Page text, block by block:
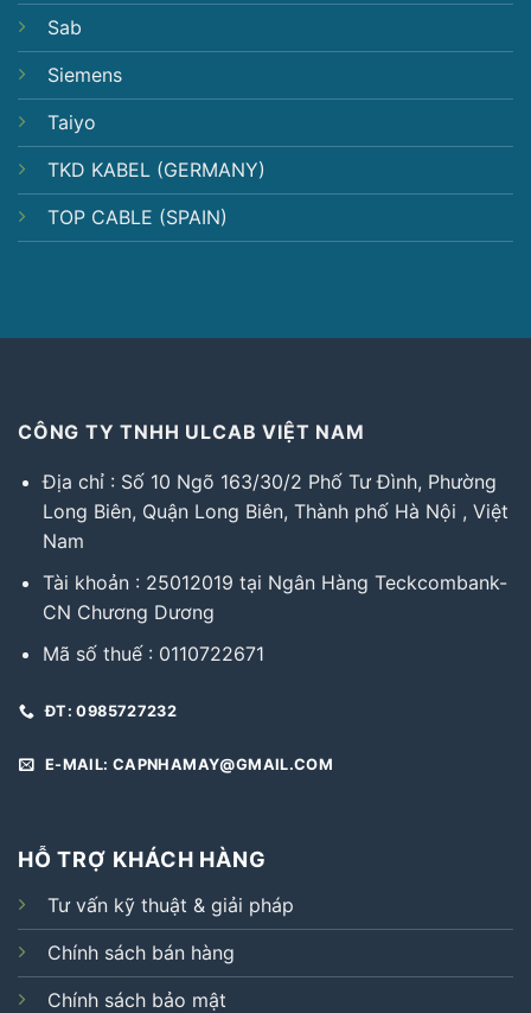
Sab
Siemens
Taiyo
TKD KABEL (GERMANY)
TOP CABLE (SPAIN)
CÔNG TY TNHH ULCAB VIỆT NAM
Địa chỉ : Số 10 Ngõ 163/30/2 Phố Tư Đình, Phường
Long Biên, Quận Long Biên, Thành phố Hà Nội , Việt
Nam
Tài khoản : 25012019 tại Ngân Hàng Teckcombank-
CN Chương Dương
Mã số thuế : 0110722671
ĐT: 0985727232
E-MAIL: CAPNHAMAY@GMAIL.COM
HỖ TRỢ KHÁCH HÀNG
Tư vấn kỹ thuật & giải pháp
Chính sách bán hàng
Chính sách bảo mật